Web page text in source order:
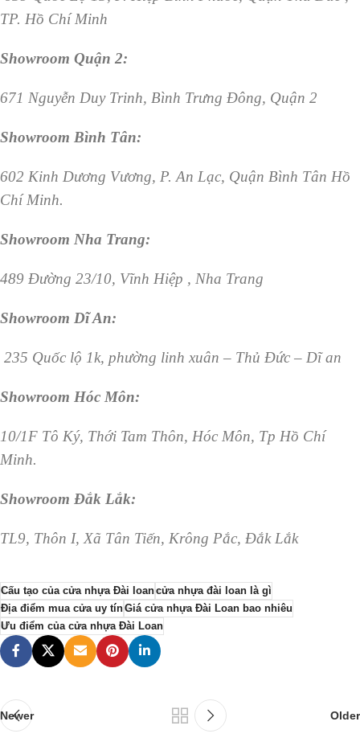
TP. Hồ Chí Minh
Showroom Quận 2:
671 Nguyễn Duy Trinh, Bình Trưng Đông, Quận 2
Showroom Bình Tân:
602 Kinh Dương Vương, P. An Lạc, Quận Bình Tân Hồ
Chí Minh.
Showroom Nha Trang:
489 Đường 23/10, Vĩnh Hiệp , Nha Trang
Showroom Dĩ An:
235 Quốc lộ 1k, phường linh xuân – Thủ Đức – Dĩ an
Showroom Hóc Môn:
10/1F Tô Ký, Thới Tam Thôn, Hóc Môn, Tp Hồ Chí
Minh.
Showroom Đắk Lắk:
TL9, Thôn I, Xã Tân Tiến, Krông Pắc, Đắk Lắk
Cấu tạo của cửa nhựa Đài loancửa nhựa đài loan là gì
Địa điểm mua cửa uy tínGiá cửa nhựa Đài Loan bao nhiêu
Ưu điểm của cửa nhựa Đài Loan
Newer Older